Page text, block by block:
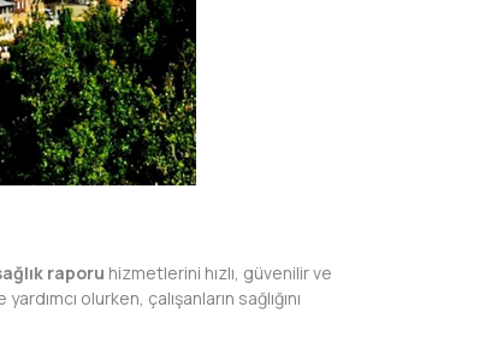
raporu hizmetlerini hızlı, güvenilir ve
olurken, çalışanların sağlığını